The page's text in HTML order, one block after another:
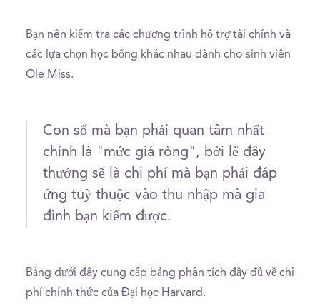
Bạn nên kiểm tra các chương trình hỗ trợ tài chính và
các lựa chọn học bổng khác nhau dành cho sinh viên
Ole Miss.
Con số mà bạn phải quan tâm nhất
chính là "mức giá ròng", bởi lẽ đây
thưởng sẽ là chi phí mà bạn phải đáp
ứng tuỳ thuộc vào thu nhập mà gia
đình bạn kiếm được.
Bảng dưới đây cung cấp bảng phân tích đầy đủ về chi
phí chính thức của Đại học Harvard.